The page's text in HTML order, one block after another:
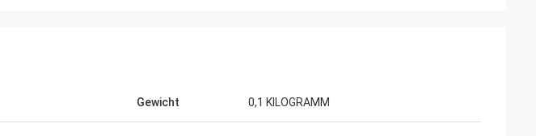
Gewicht 0,1 KILOGRAMM